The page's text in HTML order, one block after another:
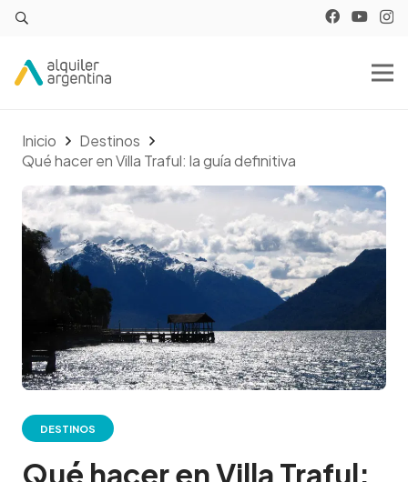
Inicio
Destinos
Qué hacer en Villa Traful: la guía definitiva
DESTINOS
Qué hacer en Villa Traful: